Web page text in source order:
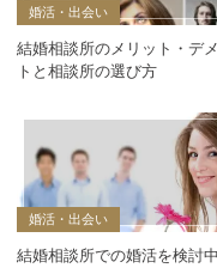
婚活・出会い
結婚相談所のメリット・デ
トと相談所の選び方
婚活・出会い
結婚相談所での婚活を検討